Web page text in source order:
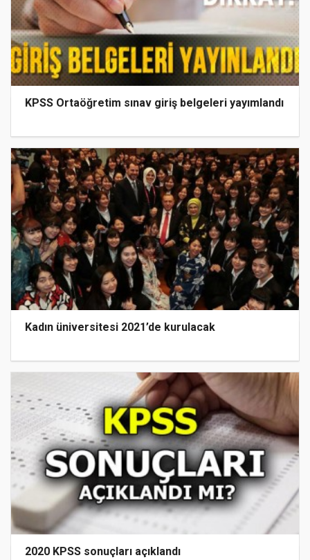
KPSS Ortaöğretim sınav giriş belgeleri yayımlandı
Kadın üniversitesi 2021’de kurulacak
2020 KPSS sonuçları açıklandı